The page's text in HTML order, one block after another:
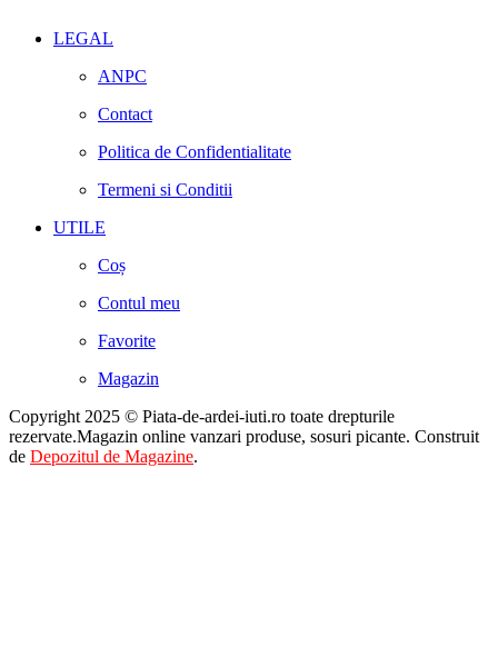
LEGAL
ANPC
Contact
Politica de Confidentialitate
Termeni si Conditii
UTILE
Coș
Contul meu
Favorite
Magazin
Copyright 2025 © Piata-de-ardei-iuti.ro toate drepturile
rezervate.Magazin online vanzari produse, sosuri picante. Construit
de Depozitul de Magazine.